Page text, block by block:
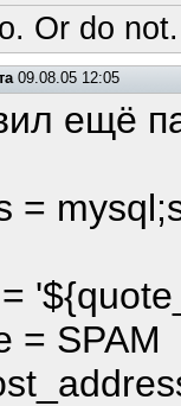
Or do
09.08.05 12:05
ещё
=
SPAM